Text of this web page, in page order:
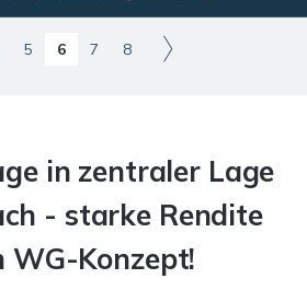
5 6 7 8
in zentraler Lage
- starke Rendite
WG-Konzept!